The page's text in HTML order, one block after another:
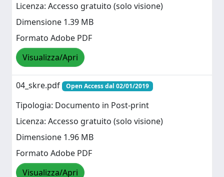
Licenza: Accesso gratuito (solo visione)
Dimensione 1.39 MB
Formato Adobe PDF
Visualizza/Apri
04_skre.pdf Open Access dal 02/01/2019
Tipologia: Documento in Post-print
Licenza: Accesso gratuito (solo visione)
Dimensione 1.96 MB
Formato Adobe PDF
Visualizza/Apri